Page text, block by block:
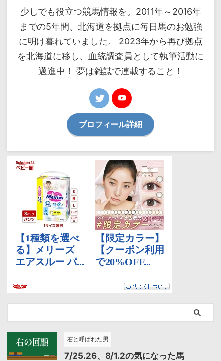
少しでも役立つ競馬情報を。2011年～2016年
までの5年間、北海道を拠点に毎日馬のお勉強
に明け暮れていました。 2023年から再び拠点
を北海道に移し、血統調査員として執筆活動に
邁進中！ 夢は雑誌で連載すること！
プロフィール詳細
右と呼ばれた男
7/25.26、8/1.2の気になった馬